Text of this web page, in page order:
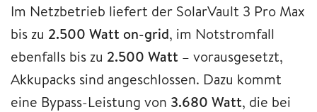
Im Netzbetrieb liefert der SolarVault 3 Pro Max
bis zu 2.500 Watt on-grid, im Notstromfall
ebenfalls bis zu 2.500 Watt – vorausgesetzt,
Akkupacks sind angeschlossen. Dazu kommt
eine Bypass-Leistung von 3.680 Watt, die bei